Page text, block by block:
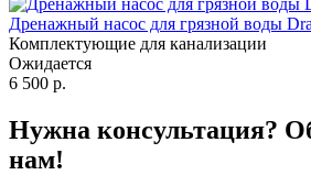
Дренажный насос для грязной воды
Комплектующие для канализации
Ожидается
6 500 р.
Нужна консультация?
нам!